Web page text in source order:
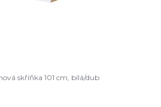
skříňka 101 cm, bílá/dub